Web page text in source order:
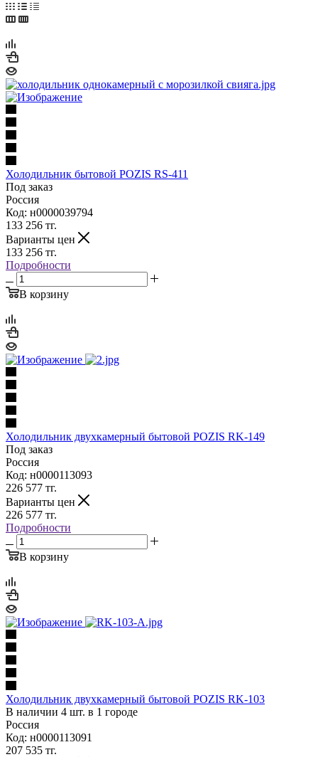
Холодильник бытовой POZIS RS-411
Под заказ
Россия
Код: н0000039794
133 256 тг.
Варианты цен
133 256 тг.
Подробности
В корзину
Холодильник двухкамерный бытовой POZIS RK-149
Под заказ
Россия
Код: н0000113093
226 577 тг.
Варианты цен
226 577 тг.
Подробности
В корзину
Холодильник двухкамерный бытовой POZIS RK-103
В наличии 4 шт. в 1 городе
Россия
Код: н0000113091
207 535 тг.